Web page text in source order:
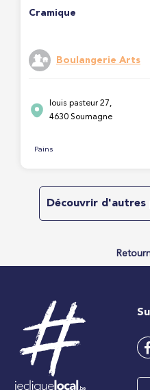
Cramique
Boulangerie Arts
louis pasteur 27,
4630 Soumagne
Pains
Découvrir